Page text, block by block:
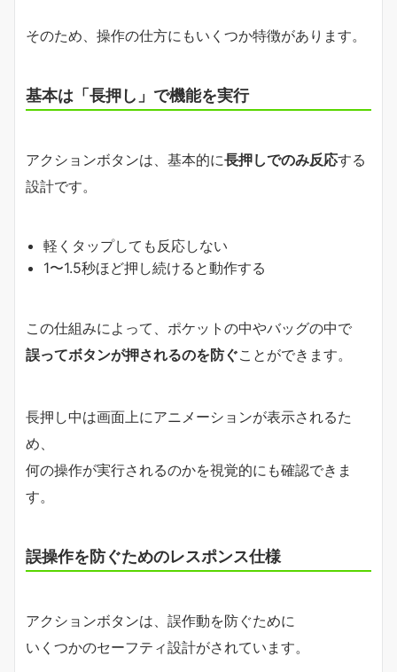
そのため、操作の仕方にもいくつか特徴があります。
基本は「長押し」で機能を実行
アクションボタンは、基本的に長押しでのみ反応する
設計です。
軽くタップしても反応しない
1〜1.5秒ほど押し続けると動作する
この仕組みによって、ポケットの中やバッグの中で
誤ってボタンが押されるのを防ぐことができます。
長押し中は画面上にアニメーションが表示されるた
め、
何の操作が実行されるのかを視覚的にも確認できま
す。
誤操作を防ぐためのレスポンス仕様
アクションボタンは、誤作動を防ぐために
いくつかのセーフティ設計がされています。